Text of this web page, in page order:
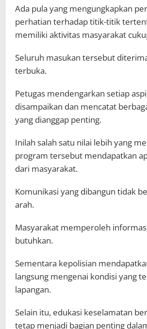
Ada pula yang mengungkapkan
perhatian terhadap titik-titik
memiliki aktivitas masyarakat
Seluruh masukan tersebut
terbuka.
Petugas mendengarkan setiap
disampaikan dan mencatat
yang dianggap penting.
Inilah salah satu nilai lebih yang
program tersebut mendapatkan
dari masyarakat.
Komunikasi yang dibangun tidak
arah.
Masyarakat memperoleh
butuhkan.
Sementara kepolisian
langsung mengenai kondisi yang
lapangan.
Selain itu, edukasi keselamatan
tetap menjadi bagian penting